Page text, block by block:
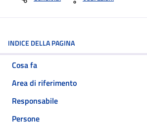
INDICE DELLA PAGINA
Cosa fa
Area di riferimento
Responsabile
Persone